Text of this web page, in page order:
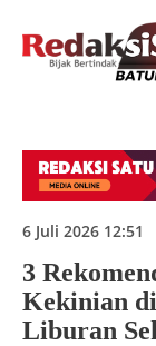
6 Juli 2026 12:51
3
Kekinian
Liburan